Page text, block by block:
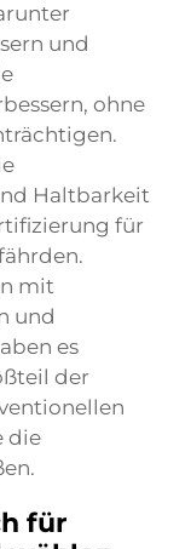
und
ohne
Haltbarkeit
für
mit
und
es
der
die
für